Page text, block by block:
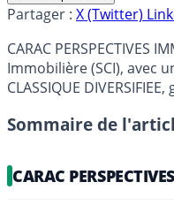
Partager : X (Twitter)
CARAC PERSPECTIVES
Immobilière (SCI), avec
CLASSIQUE
Sommaire de
CARAC